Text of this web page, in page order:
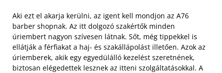
Aki ezt el akarja kerülni, az igent kell mondjon az A76
barber shopnak. Az itt dolgozó szakértők minden
úriembert nagyon szívesen látnak. Sőt, még tippekkel is
ellátják a férfiakat a haj- és szakállápolást illetően. Azok az
úriemberek, akik egy egyedülálló kezelést szeretnének,
biztosan elégedettek lesznek az itteni szolgáltatásokkal. A